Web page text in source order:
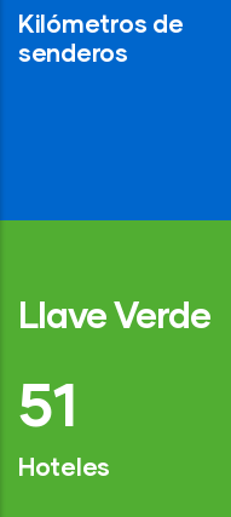
Kilómetros de
senderos
Llave Verde
76
Hoteles